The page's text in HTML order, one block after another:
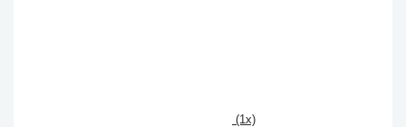
(1x)